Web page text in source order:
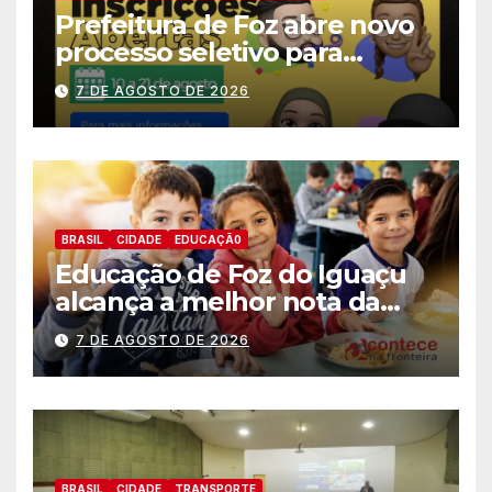
Prefeitura de Foz abre novo
processo seletivo para
estagiários
7 DE AGOSTO DE 2026
BRASIL CIDADE EDUCAÇÃ0
Educação de Foz do Iguaçu
alcança a melhor nota da
história no IDEB
7 DE AGOSTO DE 2026
BRASIL CIDADE TRANSPORTE